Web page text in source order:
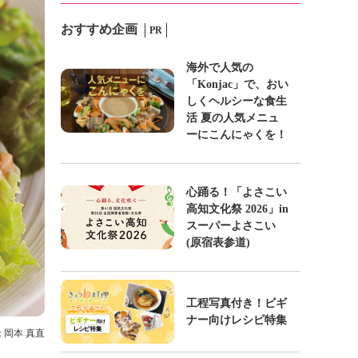
岡本 真直
おすすめ企画 PR
海外で人気の
「Konjac」で、おい
しくヘルシーな食生
活 夏の人気メニュ
ーにこんにゃくを！
心踊る！「よさこい
高知文化祭 2026」in
スーパーよさこい
(原宿表参道)
工程写真付き！ビギ
ナー向けレシピ特集